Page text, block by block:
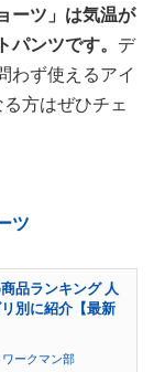
ーツ」は気温が
ンツです。 デ
わず使えるアイ
方はぜひチェ
ツ
品ランキング 人
別に紹介【最新
ークマン部